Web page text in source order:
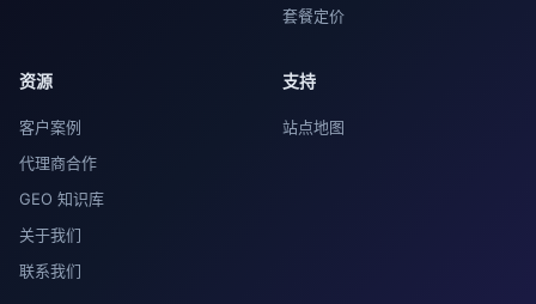
套餐定价
资源
客户案例
代理商合作
GEO 知识库
关于我们
联系我们
支持
站点地图